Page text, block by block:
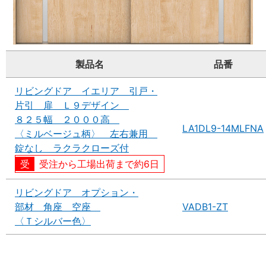
製品名 品番
リビングドア イエリア 引戸・
片引 扉 Ｌ９デザイン
８２５幅 ２０００高
〈ミルベージュ柄〉 左右兼用
錠なし ラクラクローズ付
受注から工場出荷まで約6日
LA1DL9-14MLFNA
リビングドア オプション・
部材 角座 空座
〈Ｔシルバー色〉
VADB1-ZT